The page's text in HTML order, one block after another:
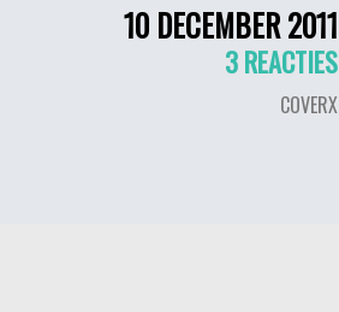
10 DECEMBER 2011
3 REACTIES
COVERX